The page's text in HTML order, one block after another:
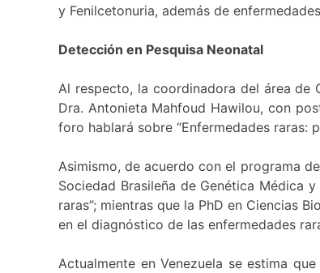
y Fenilcetonuria, además de
Detección en Pesquisa Neonatal
Al respecto, la coordinadora del área de
Dra. Antonieta Mahfoud Hawilou, con
foro hablará sobre “Enfermedades raras:
Asimismo, de acuerdo con el programa
Sociedad Brasileña de Genética Médica
raras”; mientras que la PhD en Ciencias
en el diagnóstico de las enfermedades
Actualmente en Venezuela se estima